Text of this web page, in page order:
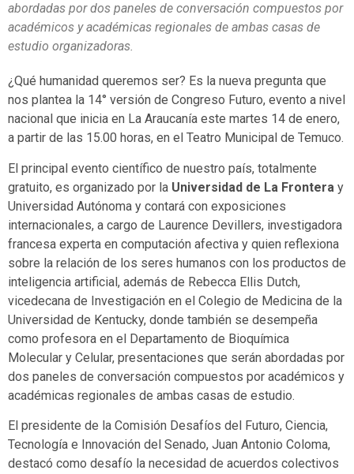
abordadas por dos paneles de conversación compuestos por
académicos y académicas regionales de ambas casas de
estudio organizadoras.
¿Qué humanidad queremos ser? Es la nueva pregunta que
nos plantea la 14° versión de Congreso Futuro, evento a nivel
nacional que inicia en La Araucanía este martes 14 de enero,
a partir de las 15.00 horas, en el Teatro Municipal de Temuco.
El principal evento científico de nuestro país, totalmente
gratuito, es organizado por la Universidad de La Frontera y
Universidad Autónoma y contará con exposiciones
internacionales, a cargo de Laurence Devillers, investigadora
francesa experta en computación afectiva y quien reflexiona
sobre la relación de los seres humanos con los productos de
inteligencia artificial, además de Rebecca Ellis Dutch,
vicedecana de Investigación en el Colegio de Medicina de la
Universidad de Kentucky, donde también se desempeña
como profesora en el Departamento de Bioquímica
Molecular y Celular, presentaciones que serán abordadas por
dos paneles de conversación compuestos por académicos y
académicas regionales de ambas casas de estudio.
El presidente de la Comisión Desafíos del Futuro, Ciencia,
Tecnología e Innovación del Senado, Juan Antonio Coloma,
destacó como desafío la necesidad de acuerdos colectivos